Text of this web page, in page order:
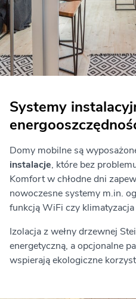
Systemy
Domy mobilne są
instalacje, które bez
Komfort w chłodne dni
nowoczesne systemy m.in.
funkcją WiFi czy
Izolacja z wełny drzewnej
energetyczną, a opcjonalne
wspierają ekologiczne